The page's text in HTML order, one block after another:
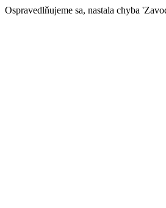
Ospravedlňujeme sa, nastala chyba